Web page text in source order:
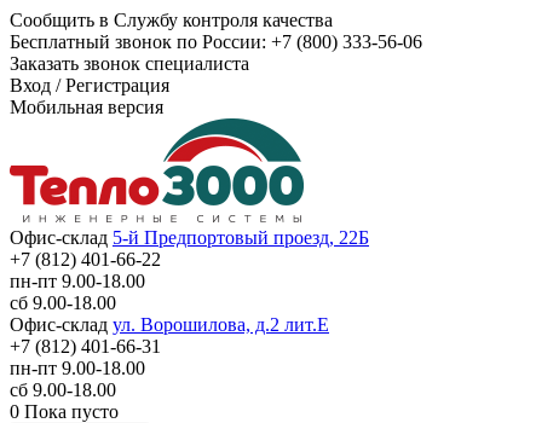
Сообщить в Службу контроля качества
Бесплатный звонок по России: +7 (800) 333-56-06
Заказать звонок специалиста
Вход /Регистрация
Мобильная версия
Офис-склад 5-й Предпортовый проезд, 22Б
+7 (812) 401-66-22
пн-пт 9.00-18.00
сб 9.00-18.00
Офис-склад ул. Ворошилова, д.2 лит.Е
+7 (812) 401-66-31
пн-пт 9.00-18.00
сб 9.00-18.00
0 Пока пусто